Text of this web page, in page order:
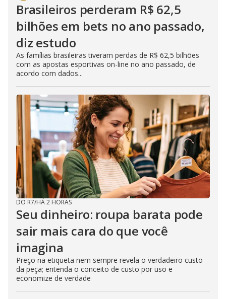
Brasileiros perderam R$ 62,5
bilhões em bets no ano passado,
diz estudo
As famílias brasileiras tiveram perdas de R$ 62,5 bilhões
com as apostas esportivas on-line no ano passado, de
acordo com dados...
DO R7/HÁ 2 HORAS
Seu dinheiro: roupa barata pode
sair mais cara do que você
imagina
Preço na etiqueta nem sempre revela o verdadeiro custo
da peça; entenda o conceito de custo por uso e
economize de verdade